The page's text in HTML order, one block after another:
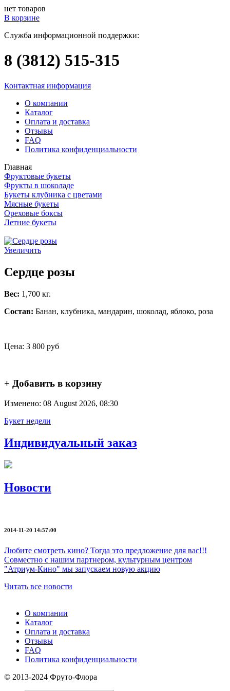
нет товаров
В корзине
Служба информационной поддержки:
8 (3812) 515-315
Контактная информация
О компании
Каталог
Оплата и доставка
Отзывы
FAQ
Политика конфиденциальности
Главная
Фруктовые букеты
Фрукты в шоколаде
Букеты клубника с цветами
Мясные букеты
Ореховые боксы
Летние букеты
Увеличить
Сердце розы
Вес: 1,700 кг.
Состав: Банан, клубника, мандарин, шоколад, яблоко, роза
Цена: 3 800 руб
+ Добавить в корзину
Изменено: 08 August 2026, 08:30
Букет недели
Индивидуальный заказ
Новости
2014-11-20 14:57:00
Любите смотреть кино? Тогда это предложение для вас!!!
Совместно с нашим партнером, культурным центром
"Атриум-Кино" мы запускаем новую акцию
Читать все новости
О компании
Каталог
Оплата и доставка
Отзывы
FAQ
Политика конфиденциальности
© 2013-2024 Фруто-Флора